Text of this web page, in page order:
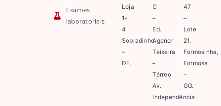
Exames
laboratoriais
Loja
1-
4
Sobradinho
–
DF.
C
–
Ed.
Agenor
Teixeira
–
Térreo
Av.
Independência.
47
–
Lote
21.
Formosinha,
Formosa
–
GO.